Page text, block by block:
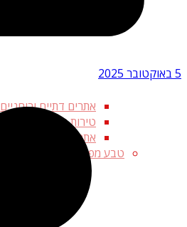
אתרים דתיים ורוחניים
טירות מפחידות
אתרי קבורה מפחידים
טבע מפחיד
5 באוקטובר 2025